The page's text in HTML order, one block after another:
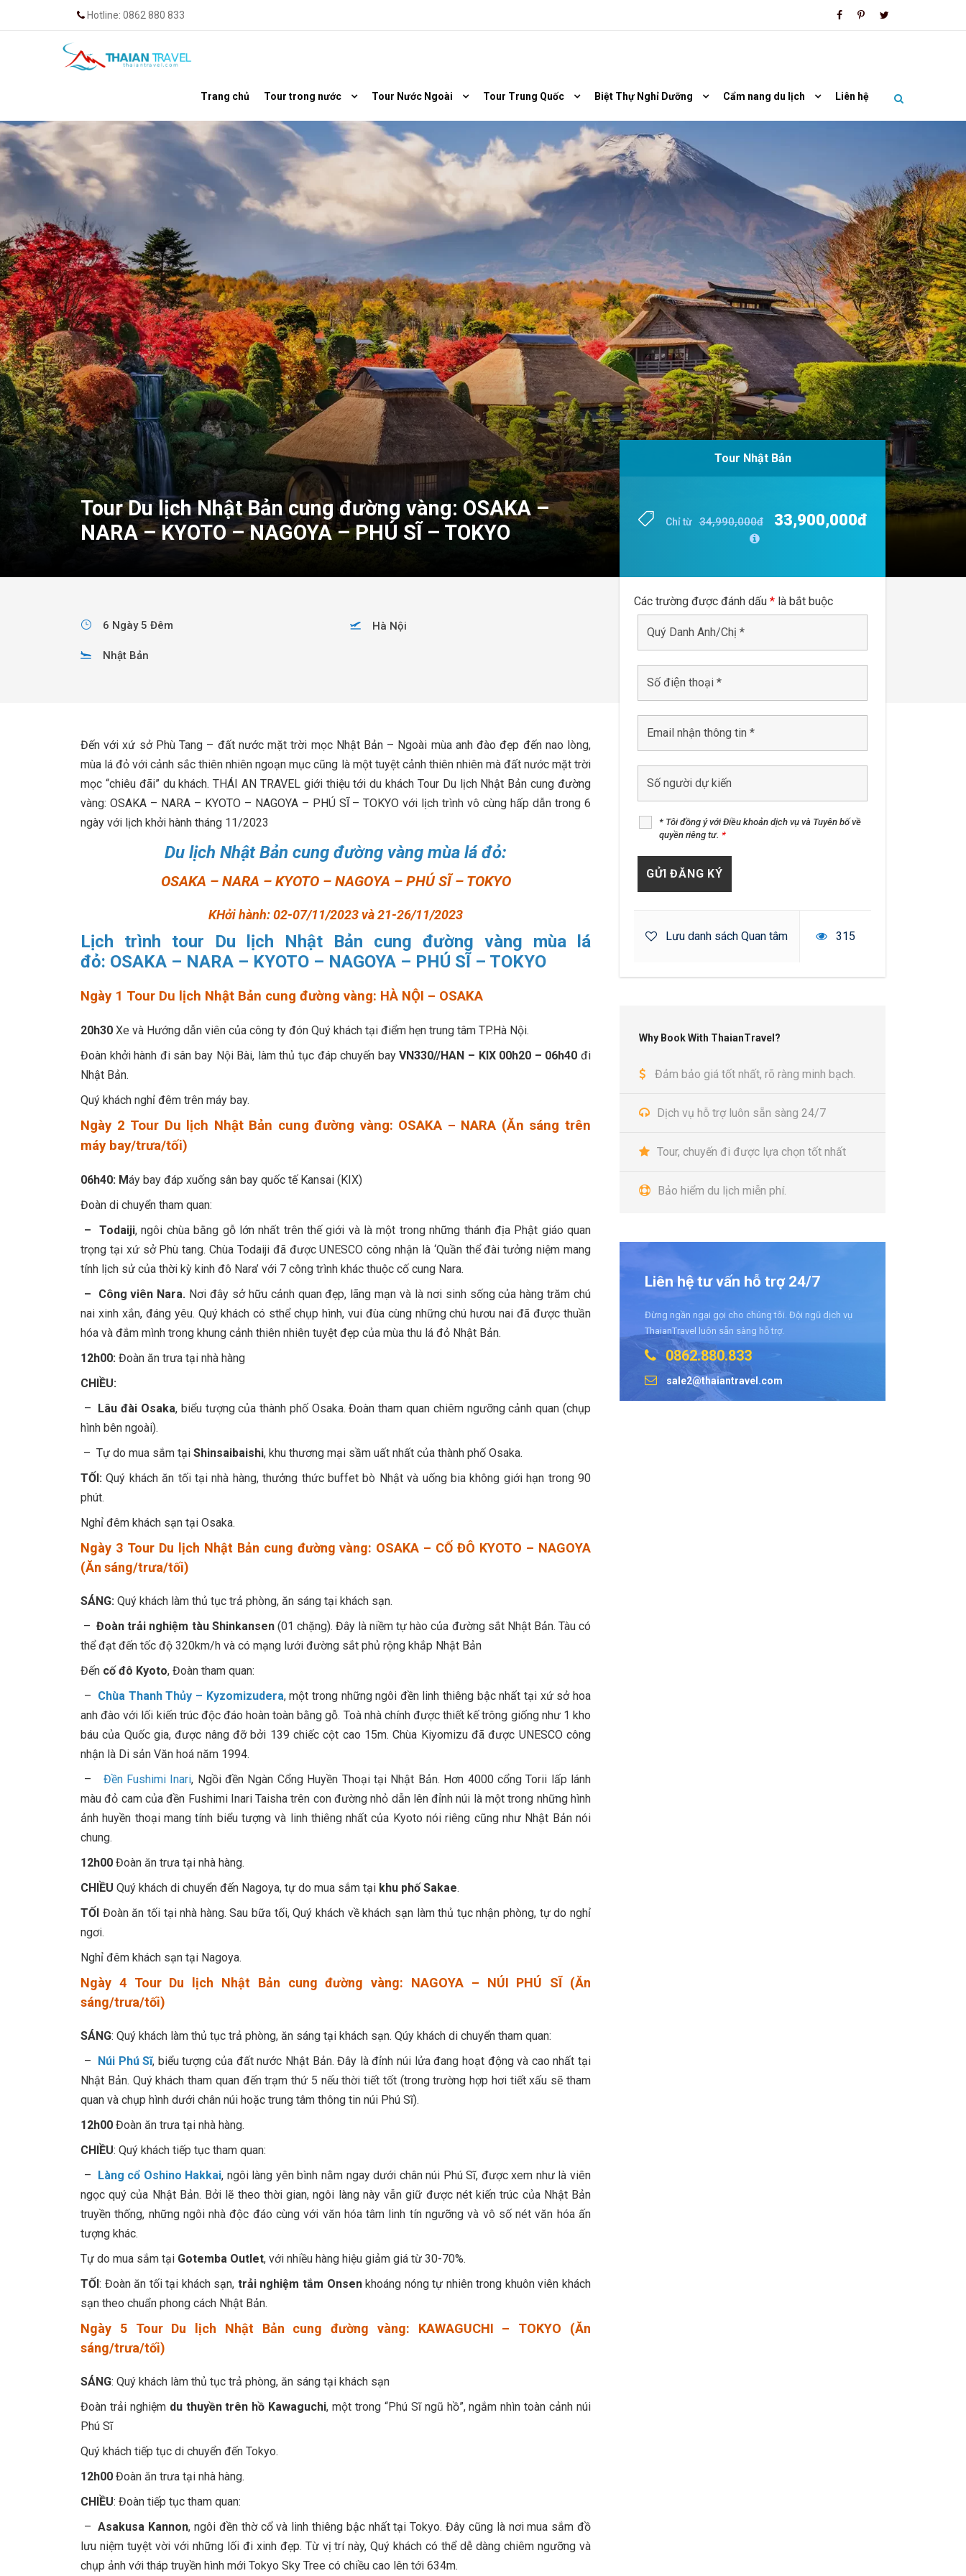
Hotline: 0862 880 833
Trang chủ Tour trong nước Tour Nước Ngoài Tour Trung Quốc Biệt Thự Nghỉ Dưỡng Cẩm nang du lịch Liên hệ
Tour Du lịch Nhật Bản cung đường vàng: OSAKA –
NARA – KYOTO – NAGOYA – PHÚ SĨ – TOKYO
Tour Nhật Bản
Chỉ từ 34,990,000đ 33,900,000đ
Tour Nhật Bản
Chỉ từ 34,990,000đ 33,900,000đ
Các trường được đánh dấu * là bắt buộc
* Tôi đồng ý với Điều khoản dịch vụ và Tuyên bố về
quyền riêng tư. *
Lưu danh sách Quan tâm 315
Why Book With ThaianTravel?
Đảm bảo giá tốt nhất, rõ ràng minh bạch.
Dịch vụ hỗ trợ luôn sẵn sàng 24/7
Tour, chuyến đi được lựa chọn tốt nhất
Bảo hiểm du lịch miễn phí.
Liên hệ tư vấn hỗ trợ 24/7
Đừng ngần ngại gọi cho chúng tôi. Đội ngũ dịch vụ
ThaianTravel luôn sẵn sàng hỗ trợ.
0862.880.833
sale2@thaiantravel.com
6 Ngày 5 Đêm Hà Nội
Nhật Bản
Đến với xứ sở Phù Tang – đất nước mặt trời mọc Nhật Bản – Ngoài mùa anh đào đẹp đến nao lòng,
mùa lá đỏ với cảnh sắc thiên nhiên ngoạn mục cũng là một tuyệt cảnh thiên nhiên mà đất nước mặt trời
mọc “chiêu đãi” du khách. THÁI AN TRAVEL giới thiệu tới du khách Tour Du lịch Nhật Bản cung đường
vàng: OSAKA – NARA – KYOTO – NAGOYA – PHÚ SĨ – TOKYO với lịch trình vô cùng hấp dẫn trong 6
ngày với lịch khởi hành tháng 11/2023
Du lịch Nhật Bản cung đường vàng mùa lá đỏ:
OSAKA – NARA – KYOTO – NAGOYA – PHÚ SĨ – TOKYO
KHởi hành: 02-07/11/2023 và 21-26/11/2023
Lịch trình tour Du lịch Nhật Bản cung đường vàng mùa lá
đỏ: OSAKA – NARA – KYOTO – NAGOYA – PHÚ SĨ – TOKYO
Ngày 1 Tour Du lịch Nhật Bản cung đường vàng: HÀ NỘI – OSAKA
20h30 Xe và Hướng dẫn viên của công ty đón Quý khách tại điểm hẹn trung tâm TP.Hà Nội.
Đoàn khởi hành đi sân bay Nội Bài, làm thủ tục đáp chuyến bayVN330//HAN – KIX 00h20 – 06h40 đi
Nhật Bản.
Quý khách nghỉ đêm trên máy bay.
Ngày 2 Tour Du lịch Nhật Bản cung đường vàng: OSAKA – NARA (Ăn sáng trên
máy bay/trưa/tối)
06h40: Máy bay đáp xuống sân bay quốc tế Kansai (KIX)
Đoàn di chuyển tham quan:
– Todaiji, ngôi chùa bằng gỗ lớn nhất trên thế giới và là một trong những thánh địa Phật giáo quan
trọng tại xứ sở Phù tang. Chùa Todaiji đã được UNESCO công nhận là ‘Quần thể đài tưởng niệm mang
tính lịch sử của thời kỳ kinh đô Nara’ với 7 công trình khác thuộc cố cung Nara.
– Công viên Nara. Nơi đây sở hữu cảnh quan đẹp, lãng mạn và là nơi sinh sống của hàng trăm chú
nai xinh xắn, đáng yêu. Quý khách có sthể chụp hình, vui đùa cùng những chú hươu nai đã được thuần
hóa và đắm mình trong khung cảnh thiên nhiên tuyệt đẹp của mùa thu lá đỏ Nhật Bản.
12h00: Đoàn ăn trưa tại nhà hàng
CHIỀU:
– Lâu đài Osaka, biểu tượng của thành phố Osaka. Đoàn tham quan chiêm ngưỡng cảnh quan (chụp
hình bên ngoài).
– Tự do mua sắm tại Shinsaibaishi, khu thương mại sầm uất nhất của thành phố Osaka.
TỐI: Quý khách ăn tối tại nhà hàng, thưởng thức buffet bò Nhật và uống bia không giới hạn trong 90
phút.
Nghỉ đêm khách sạn tại Osaka.
Ngày 3 Tour Du lịch Nhật Bản cung đường vàng: OSAKA – CỐ ĐÔ KYOTO – NAGOYA
(Ăn sáng/trưa/tối)
SÁNG: Quý khách làm thủ tục trả phòng, ăn sáng tại khách sạn.
–Đoàn trải nghiệm tàu Shinkansen (01 chặng). Đây là niềm tự hào của đường sắt Nhật Bản. Tàu có
thể đạt đến tốc độ 320km/h và có mạng lưới đường sắt phủ rộng khắp Nhật Bản
Đến cố đô Kyoto, Đoàn tham quan:
– Chùa Thanh Thủy – Kyzomizudera, một trong những ngôi đền linh thiêng bậc nhất tại xứ sở hoa
anh đào với lối kiến trúc độc đáo hoàn toàn bằng gỗ. Toà nhà chính được thiết kế trông giống như 1 kho
báu của Quốc gia, được nâng đỡ bởi 139 chiếc cột cao 15m. Chùa Kiyomizu đã được UNESCO công
nhận là Di sản Văn hoá năm 1994.
–
Đền Fushimi Inari, Ngồi đền Ngàn Cổng Huyền Thoại tại Nhật Bản. Hơn 4000 cổng Torii lấp lánh
màu đỏ cam của đền Fushimi Inari Taisha trên con đường nhỏ dẫn lên đỉnh núi là một trong những hình
ảnh huyền thoại mang tính biểu tượng và linh thiêng nhất của Kyoto nói riêng cũng như Nhật Bản nói
chung.
12h00 Đoàn ăn trưa tại nhà hàng.
CHIỀU Quý khách di chuyển đến Nagoya, tự do mua sắm tại khu phố Sakae.
TỐI Đoàn ăn tối tại nhà hàng. Sau bữa tối, Quý khách về khách sạn làm thủ tục nhận phòng, tự do nghỉ
ngơi.
Nghỉ đêm khách sạn tại Nagoya.
Ngày 4 Tour Du lịch Nhật Bản cung đường vàng: NAGOYA – NÚI PHÚ SĨ (Ăn
sáng/trưa/tối)
SÁNG: Quý khách làm thủ tục trả phòng, ăn sáng tại khách sạn. Qúy khách di chuyển tham quan:
– Núi Phú Sĩ, biểu tượng của đất nước Nhật Bản. Đây là đỉnh núi lửa đang hoạt động và cao nhất tại
Nhật Bản. Quý khách tham quan đến trạm thứ 5 nếu thời tiết tốt (trong trường hợp hơi tiết xấu sẽ tham
quan và chụp hình dưới chân núi hoặc trung tâm thông tin núi Phú Sĩ).
12h00 Đoàn ăn trưa tại nhà hàng.
CHIỀU: Quý khách tiếp tục tham quan:
– Làng cổ Oshino Hakkai, ngôi làng yên bình nằm ngay dưới chân núi Phú Sĩ, được xem như là viên
ngọc quý của Nhật Bản. Bởi lẽ theo thời gian, ngôi làng này vẫn giữ được nét kiến trúc của Nhật Bản
truyền thống, những ngôi nhà độc đáo cùng với văn hóa tâm linh tín ngưỡng và vô số nét văn hóa ấn
tượng khác.
Tự do mua sắm tại Gotemba Outlet, với nhiều hàng hiệu giảm giá từ 30-70%.
TỐI: Đoàn ăn tối tại khách sạn, trải nghiệm tắm Onsenkhoáng nóng tự nhiên trong khuôn viên khách
sạn theo chuẩn phong cách Nhật Bản.
Ngày 5 Tour Du lịch Nhật Bản cung đường vàng: KAWAGUCHI – TOKYO (Ăn
sáng/trưa/tối)
SÁNG: Quý khách làm thủ tục trả phòng, ăn sáng tại khách sạn
Đoàn trải nghiệm du thuyền trên hồ Kawaguchi, một trong “Phú Sĩ ngũ hồ”, ngắm nhìn toàn cảnh núi
Phú Sĩ
Quý khách tiếp tục di chuyển đến Tokyo.
12h00 Đoàn ăn trưa tại nhà hàng.
CHIỀU: Đoàn tiếp tục tham quan:
–Asakusa Kannon, ngôi đền thờ cổ và linh thiêng bậc nhất tại Tokyo. Đây cũng là nơi mua sắm đồ
lưu niệm tuyệt vời với những lối đi xinh đẹp. Từ vị trí này, Quý khách có thể dễ dàng chiêm ngưỡng và
chụp ảnh với tháp truyền hình mới Tokyo Sky Tree có chiều cao lên tới 634m.